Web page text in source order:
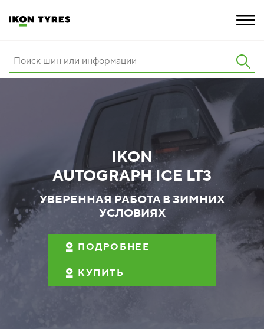
РАСШИРЕННАЯ ГАРАНТИЯ
О КОМПАНИИ
КАРЬЕРА
ПОКУПКА И АКЦИИ
IKON
AUTOGRAPH ICE LT3
УВЕРЕННАЯ РАБОТА В ЗИМНИХ
УСЛОВИЯХ
ПОДРОБНЕЕ
КУПИТЬ